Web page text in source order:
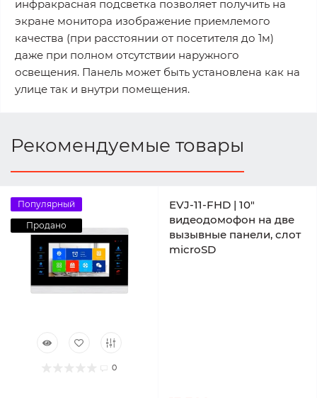
инфракрасная подсветка позволяет получить на
экране монитора изображение приемлемого
качества (при расстоянии от посетителя до 1м)
даже при полном отсутствии наружного
освещения. Панель может быть установлена как на
улице так и внутри помещения.
Рекомендуемые товары
Популярный
Продано
0
EVJ-11-FHD | 10"
видеодомофон на две
вызывные панели, слот
microSD